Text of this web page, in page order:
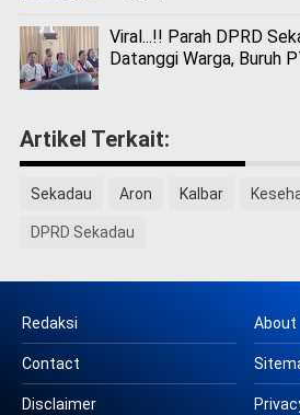
Viral...!! Parah DPRD
Datanggi Warga, Buruh
Artikel Terkait:
Sekadau Aron Kalbar
DPRD Sekadau
Redaksi About
Contact
Disclaimer